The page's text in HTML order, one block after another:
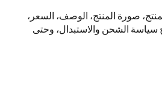
صورة المنتج، الوصف، السعر،
سياسة الشحن والاستبدال، وحتى